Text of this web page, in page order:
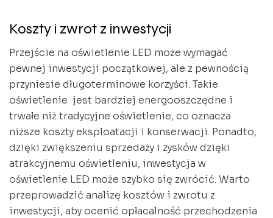
Koszty i zwrot z inwestycji
Przejście na oświetlenie LED może wymagać
pewnej inwestycji początkowej, ale z pewnością
przyniesie długoterminowe korzyści. Takie
oświetlenie jest bardziej energooszczędne i
trwałe niż tradycyjne oświetlenie, co oznacza
niższe koszty eksploatacji i konserwacji. Ponadto,
dzięki zwiększeniu sprzedaży i zysków dzięki
atrakcyjnemu oświetleniu, inwestycja w
oświetlenie LED może szybko się zwrócić. Warto
przeprowadzić analizę kosztów i zwrotu z
inwestycji, aby ocenić opłacalność przechodzenia